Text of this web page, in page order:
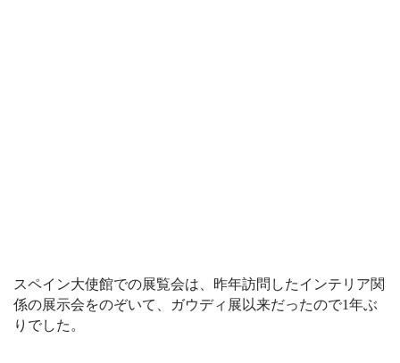
スペイン大使館での展覧会は、昨年訪問したインテリア関
係の展示会をのぞいて、ガウディ展以来だったので1年ぶ
りでした。